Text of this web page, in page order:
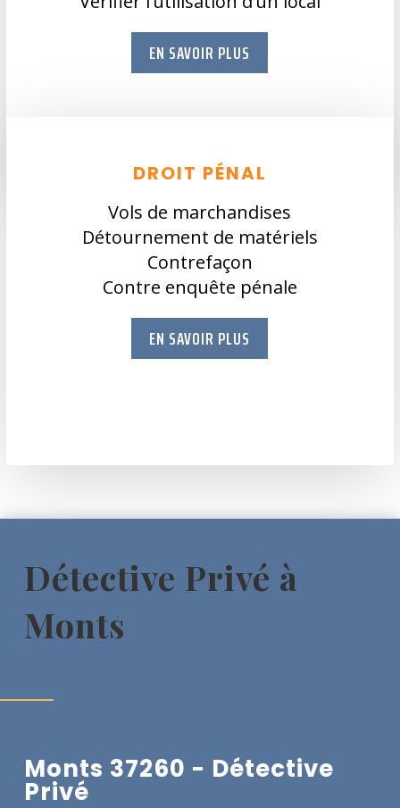
EN SAVOIR PLUS
DROIT PÉNAL
Vols de marchandises
Détournement de matériels
Contrefaçon
Contre enquête pénale
EN SAVOIR PLUS
Détective Privé à
Monts
Monts 37260 - Détective
Privé